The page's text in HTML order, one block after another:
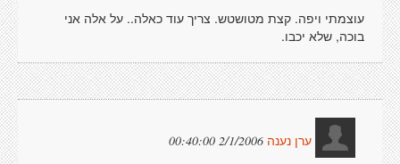
עוצמתי ויפה. קצת מטושטש. צריך עוד כאלה.. על אלה אני
בוכה, שלא יכבו.
ערן נענה 2/1/2006 00:40:00